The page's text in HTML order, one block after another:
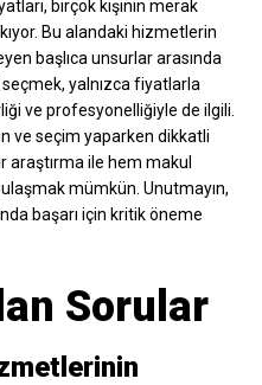
birçok kişinin merak
Bu alandaki hizmetlerin
başlıca unsurlar arasında
yalnızca fiyatlarla
ve profesyonelliğiyle de ilgili.
ve seçim yaparken dikkatli
araştırma ile hem makul
mümkün. Unutmayın,
başarı için kritik öneme
Sorular